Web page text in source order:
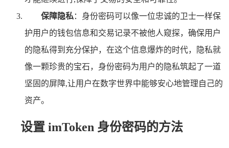
保障隐私：身份密码可以像一位忠诚的卫士一样保
护用户的钱包信息和交易记录不被他人窥探，确保用户
的隐私得到充分保护，在这个信息爆炸的时代，隐私就
像一颗珍贵的宝石，身份密码为用户的隐私筑起了一道
坚固的屏障,让用户在数字世界中能够安心地管理自己的
资产。
设置 imToken 身份密码的方法